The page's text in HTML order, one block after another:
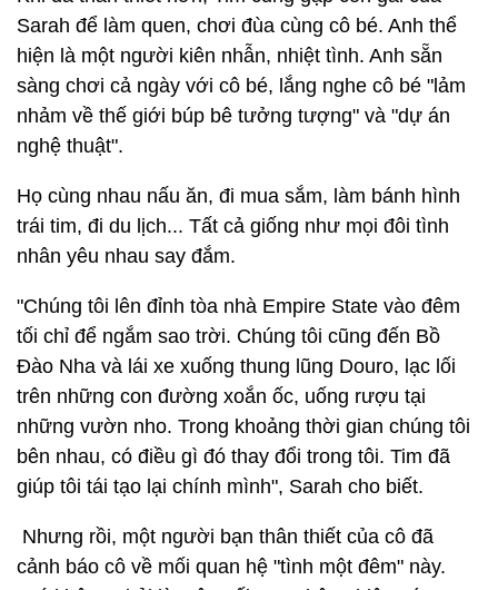
Sarah để làm quen, chơi đùa cùng cô bé. Anh thể
hiện là một người kiên nhẫn, nhiệt tình. Anh sẵn
sàng chơi cả ngày với cô bé, lắng nghe cô bé "lảm
nhảm về thế giới búp bê tưởng tượng" và "dự án
nghệ thuật".
Họ cùng nhau nấu ăn, đi mua sắm, làm bánh hình
trái tim, đi du lịch... Tất cả giống như mọi đôi tình
nhân yêu nhau say đắm.
"Chúng tôi lên đỉnh tòa nhà Empire State vào đêm
tối chỉ để ngắm sao trời. Chúng tôi cũng đến Bồ
Đào Nha và lái xe xuống thung lũng Douro, lạc lối
trên những con đường xoắn ốc, uống rượu tại
những vườn nho. Trong khoảng thời gian chúng tôi
bên nhau, có điều gì đó thay đổi trong tôi. Tim đã
giúp tôi tái tạo lại chính mình", Sarah cho biết.
Nhưng rồi, một người bạn thân thiết của cô đã
cảnh báo cô về mối quan hệ "tình một đêm" này.